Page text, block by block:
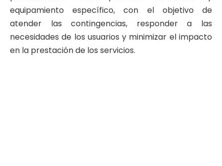
equipamiento específico, con el objetivo de
atender las contingencias, responder a las
necesidades de los usuarios y minimizar el impacto
en la prestación de los servicios.